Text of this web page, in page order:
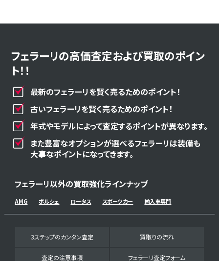
フェラーリの高価査定および買取のポイン
ト！！
最新のフェラーリを賢く売るためのポイント！
古いフェラーリを賢く売るためのポイント！
年式やモデルによって査定するポイントが異なります。
また豊富なオプションが選べるフェラーリは装備も
大事なポイントになってきます。
フェラーリ以外の買取強化ラインナップ
AMG ポルシェ ロータス スポーツカー 輸入車専門
3ステップのカンタン査定 買取りの流れ
査定の注意事項 フェラーリ査定フォーム